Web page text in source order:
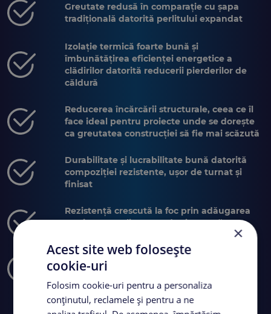
Greutate redusă în comparație cu șapa
tradițională datorită perlitului expandat
Izolație termică foarte bună și
îmbunătățirea eficienței energetice a
clădirilor datorită reducerii pierderilor de
căldură
Reducerea încărcării structurale, ceea ce îl
face ideal pentru proiecte unde se dorește
ca greutatea construcției să fie mai scăzută
Durabilitate și lucrabilitate bună datorită
compoziției rezistente, ușor de turnat și
finisat
Rezistență crescută la foc prin adăugarea
unui strat suplimentar de siguranță
Izolație fonică bună datorită structurii
×
Acest site web folosește
cookie-uri
Folosim cookie-uri pentru a personaliza
conținutul, reclamele și pentru a ne